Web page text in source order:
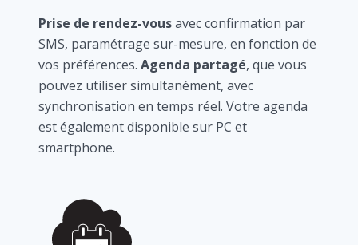
Prise de rendez-vousavec confirmation par
SMS, paramétrage sur-mesure, en fonction de
vos préférences. Agenda partagé, que vous
pouvez utiliser simultanément, avec
synchronisation en temps réel. Votre agenda
est également disponible sur PC et
smartphone.